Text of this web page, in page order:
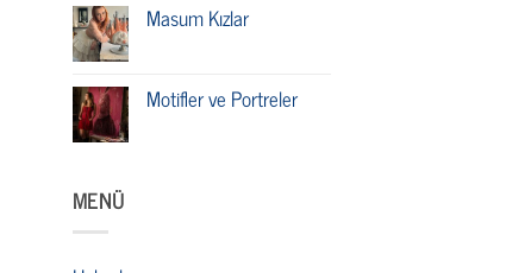
Masum Kızlar
Motifler ve Portreler
MENÜ